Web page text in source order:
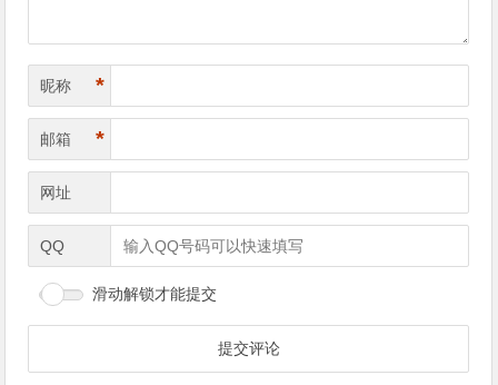
昵称 *
邮箱 *
网址
QQ
滑动解锁才能提交